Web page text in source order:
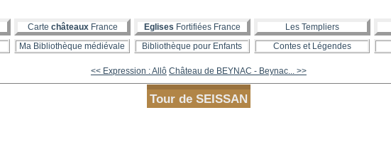
Carte châteauxFrance Eglises Fortifiées France Les Templiers
Ma Bibliothèque médiévale Bibliothèque pour Enfants Contes et Légendes
<< Expression : Allô Château de BEYNAC - Beynac... >>
Tour de SEISSAN